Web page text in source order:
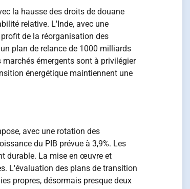
la hausse des droits de douane
relative. L'Inde, avec une
de la réorganisation des
plan de relance de 1000 milliards
émergents sont à privilégier
énergétique maintiennent une
avec une rotation des
du PIB prévue à 3,9%. Les
durable. La mise en œuvre et
L'évaluation des plans de transition
propres, désormais presque deux